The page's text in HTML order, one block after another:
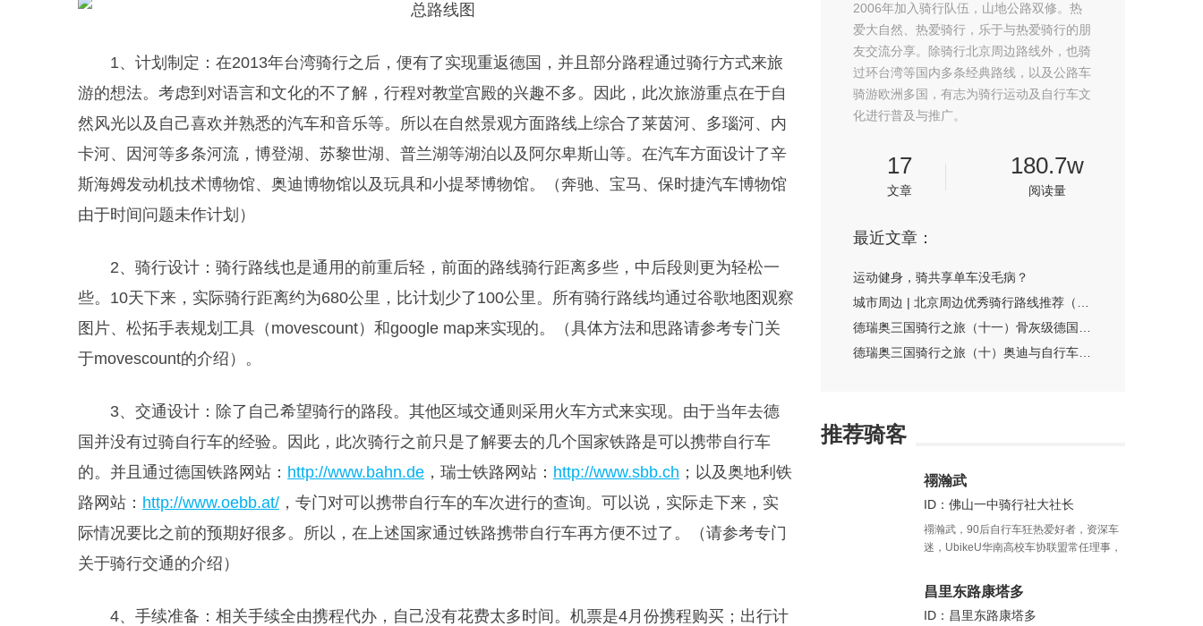
1、计划制定：在2013年台湾骑行之后，便有了实现重返德国，并且部分路程通过骑行方式来旅
游的想法。考虑到对语言和文化的不了解，行程对教堂宫殿的兴趣不多。因此，此次旅游重点在于自
然风光以及自己喜欢并熟悉的汽车和音乐等。所以在自然景观方面路线上综合了莱茵河、多瑙河、内
卡河、因河等多条河流，博登湖、苏黎世湖、普兰湖等湖泊以及阿尔卑斯山等。在汽车方面设计了辛
斯海姆发动机技术博物馆、奥迪博物馆以及玩具和小提琴博物馆。（奔驰、宝马、保时捷汽车博物馆
由于时间问题未作计划）
2、骑行设计：骑行路线也是通用的前重后轻，前面的路线骑行距离多些，中后段则更为轻松一
些。10天下来，实际骑行距离约为680公里，比计划少了100公里。所有骑行路线均通过谷歌地图观察
图片、松拓手表规划工具（movescount）和google map来实现的。（具体方法和思路请参考专门关
于movescount的介绍）。
3、交通设计：除了自己希望骑行的路段。其他区域交通则采用火车方式来实现。由于当年去德
国并没有过骑自行车的经验。因此，此次骑行之前只是了解要去的几个国家铁路是可以携带自行车
的。并且通过德国铁路网站： http://www.bahn.de ，瑞士铁路网站： http://www.sbb.ch ；以及奥地利铁
路网站： http://www.oebb.at/ ，专门对可以携带自行车的车次进行的查询。可以说，实际走下来，实
际情况要比之前的预期好很多。所以，在上述国家通过铁路携带自行车再方便不过了。（请参考专门
关于骑行交通的介绍）
4、手续准备：相关手续全由携程代办，自己没有花费太多时间。机票是4月份携程购买；出行计
2006年加入骑行队伍，山地公路双修。热
爱大自然、热爱骑行，乐于与热爱骑行的朋
友交流分享。除骑行北京周边路线外，也骑
过环台湾等国内多条经典路线，以及公路车
骑游欧洲多国，有志为骑行运动及自行车文
化进行普及与推广。
17
文章
180.7w
阅读量
最近文章：
运动健身，骑共享单车没毛病？
推荐骑客
禤瀚武
ID：佛山一中骑行社大社长
禤瀚武，90后自行车狂热爱好者，资深车
迷，UbikeU华南高校车协联盟常任理事，
国际新闻专业。
昌里东路康塔多
ID：昌里东路康塔多